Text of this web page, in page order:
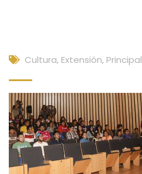
Cultura, Extensión, Principal